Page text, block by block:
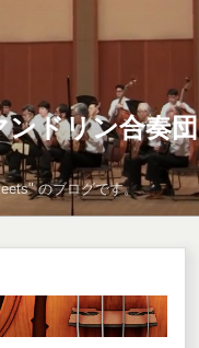
ドリン合奏団
のブログです。